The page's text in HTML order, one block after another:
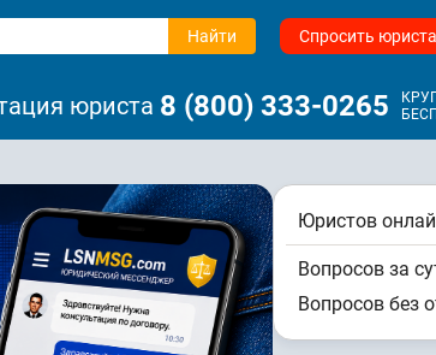
Найти Спросить
юриста 8 (800) 333-0265
Юристов
Вопросов за
Вопросов без